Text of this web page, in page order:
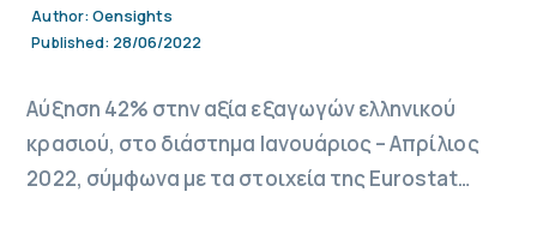
Author: Oensights
Published: 28/06/2022
Αύξηση 42% στην αξία εξαγωγών ελληνικού
κρασιού, στο διάστημα Ιανουάριος – Απρίλιος
2022, σύμφωνα με τα στοιχεία της Eurostat…